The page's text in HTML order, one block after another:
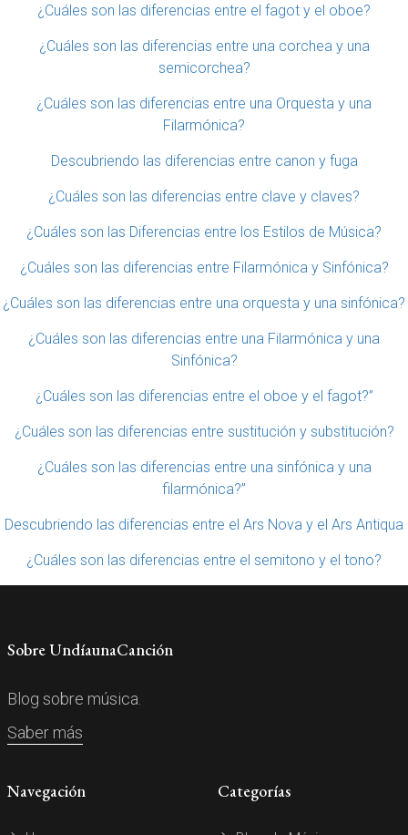
¿Cuáles son las diferencias entre el fagot y el oboe?
¿Cuáles son las diferencias entre una corchea y una
semicorchea?
¿Cuáles son las diferencias entre una Orquesta y una
Filarmónica?
Descubriendo las diferencias entre canon y fuga
¿Cuáles son las diferencias entre clave y claves?
¿Cuáles son las Diferencias entre los Estilos de Música?
¿Cuáles son las diferencias entre Filarmónica y Sinfónica?
¿Cuáles son las diferencias entre una orquesta y una sinfónica?
¿Cuáles son las diferencias entre una Filarmónica y una
Sinfónica?
¿Cuáles son las diferencias entre el oboe y el fagot?”
¿Cuáles son las diferencias entre sustitución y substitución?
¿Cuáles son las diferencias entre una sinfónica y una
filarmónica?”
Descubriendo las diferencias entre el Ars Nova y el Ars Antiqua
¿Cuáles son las diferencias entre el semitono y el tono?
Sobre UndíaunaCanción
Blog sobre música.
Saber más
Navegación Categorías